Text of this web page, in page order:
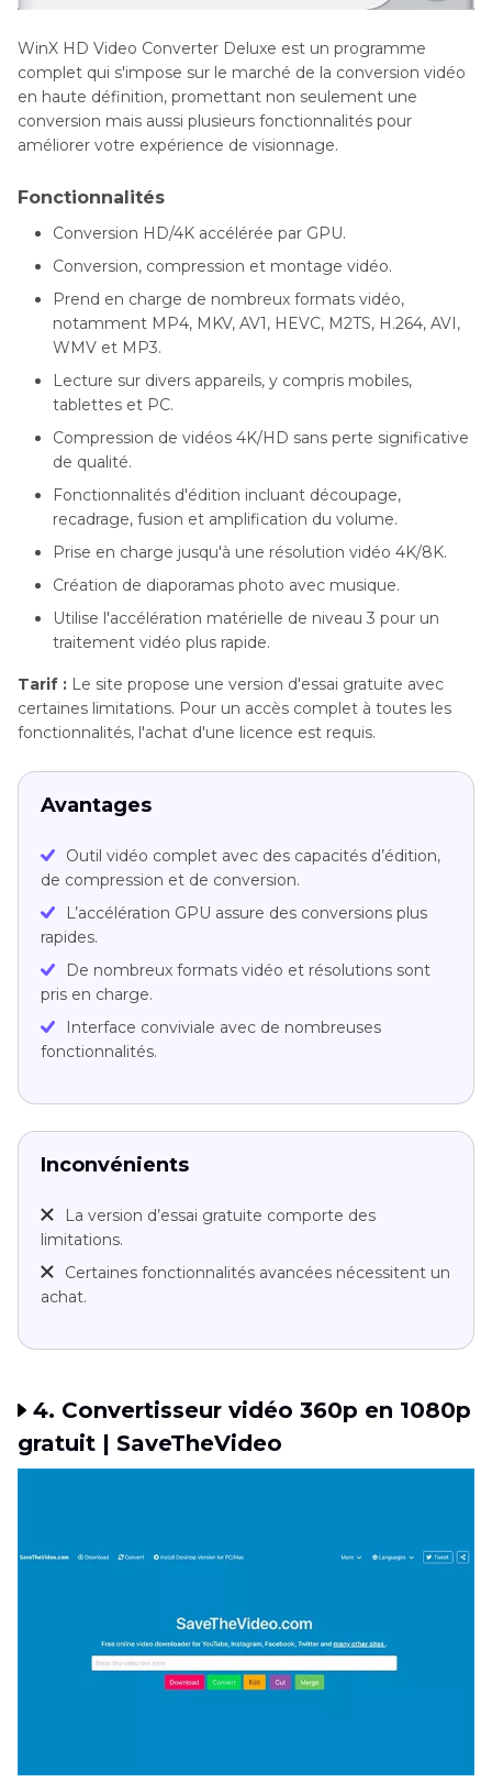
WinX HD Video Converter Deluxe est un programme
complet qui s'impose sur le marché de la conversion vidéo
en haute définition, promettant non seulement une
conversion mais aussi plusieurs fonctionnalités pour
améliorer votre expérience de visionnage.
Fonctionnalités
Conversion HD/4K accélérée par GPU.
Conversion, compression et montage vidéo.
Prend en charge de nombreux formats vidéo,
notamment MP4, MKV, AV1, HEVC, M2TS, H.264, AVI,
WMV et MP3.
Lecture sur divers appareils, y compris mobiles,
tablettes et PC.
Compression de vidéos 4K/HD sans perte significative
de qualité.
Fonctionnalités d'édition incluant découpage,
recadrage, fusion et amplification du volume.
Prise en charge jusqu'à une résolution vidéo 4K/8K.
Création de diaporamas photo avec musique.
Utilise l'accélération matérielle de niveau 3 pour un
traitement vidéo plus rapide.
Tarif : Le site propose une version d'essai gratuite avec
certaines limitations. Pour un accès complet à toutes les
fonctionnalités, l'achat d'une licence est requis.
Avantages
Outil vidéo complet avec des capacités d’édition,
de compression et de conversion.
L’accélération GPU assure des conversions plus
rapides.
De nombreux formats vidéo et résolutions sont
pris en charge.
Interface conviviale avec de nombreuses
fonctionnalités.
Inconvénients
La version d’essai gratuite comporte des
limitations.
Certaines fonctionnalités avancées nécessitent un
achat.
4. Convertisseur vidéo 360p en 1080p
gratuit | SaveTheVideo